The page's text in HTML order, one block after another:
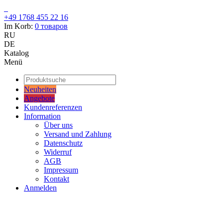
+49 1768 455 22 16
Im Korb: 0 товаров
RU
DE
Katalog
Menü
Neuheiten
Angebote
Kundenreferenzen
Information
Über uns
Versand und Zahlung
Datenschutz
Widerruf
AGB
Impressum
Kontakt
Anmelden